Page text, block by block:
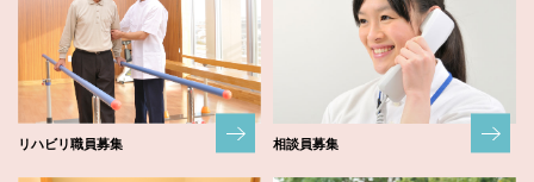
リハビリ職員募集 相談員募集